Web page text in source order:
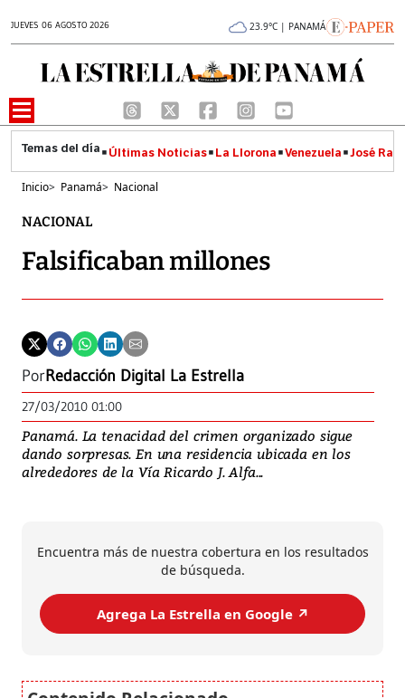
JUEVES 06 AGOSTO 2026 23.9°C | PANAMÁ
Últimas Noticias La Llorona Venezuela José
Inicio> Panamá> Nacional
NACIONAL
Falsificaban millones
PorRedacción Digital La Estrella
27/03/2010 01:00
Panamá. La tenacidad del crimen organizado sigue
dando sorpresas. En una residencia ubicada en los
alrededores de la Vía Ricardo J. Alfa...
Encuentra más de nuestra cobertura en los resultados
de búsqueda.
Agrega La Estrella en Google ↗️